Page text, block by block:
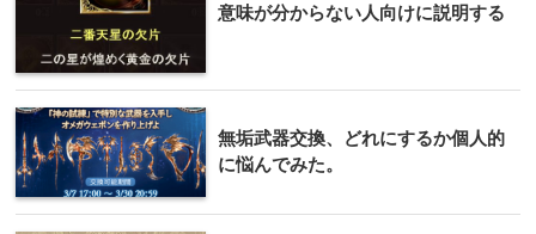
意味が分からない人向けに説明する
無垢武器交換、どれにするか個人的
に悩んでみた。